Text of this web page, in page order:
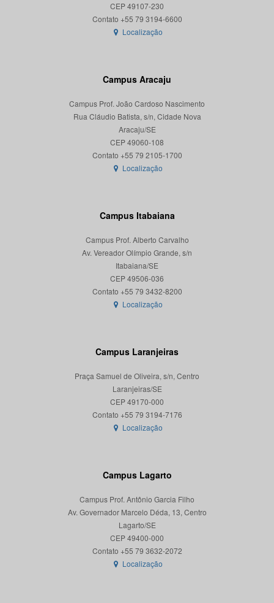
CEP 49107-230
Localização
Campus Aracaju
Campus Prof. João Cardoso Nascimento
Rua Cláudio Batista, s/n, Cidade Nova
Aracaju/SE
CEP 49060-108
Localização
Campus Itabaiana
Campus Prof. Alberto Carvalho
Av. Vereador Olímpio Grande, s/n
Itabaiana/SE
CEP 49506-036
Localização
Campus Laranjeiras
Praça Samuel de Oliveira, s/n, Centro
Laranjeiras/SE
CEP 49170-000
Localização
Campus Lagarto
Campus Prof. Antônio Garcia Filho
Av. Governador Marcelo Déda, 13, Centro
Lagarto/SE
CEP 49400-000
Localização